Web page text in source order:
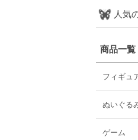
人気
商品一覧
フィギュ
ぬいぐる
ゲーム